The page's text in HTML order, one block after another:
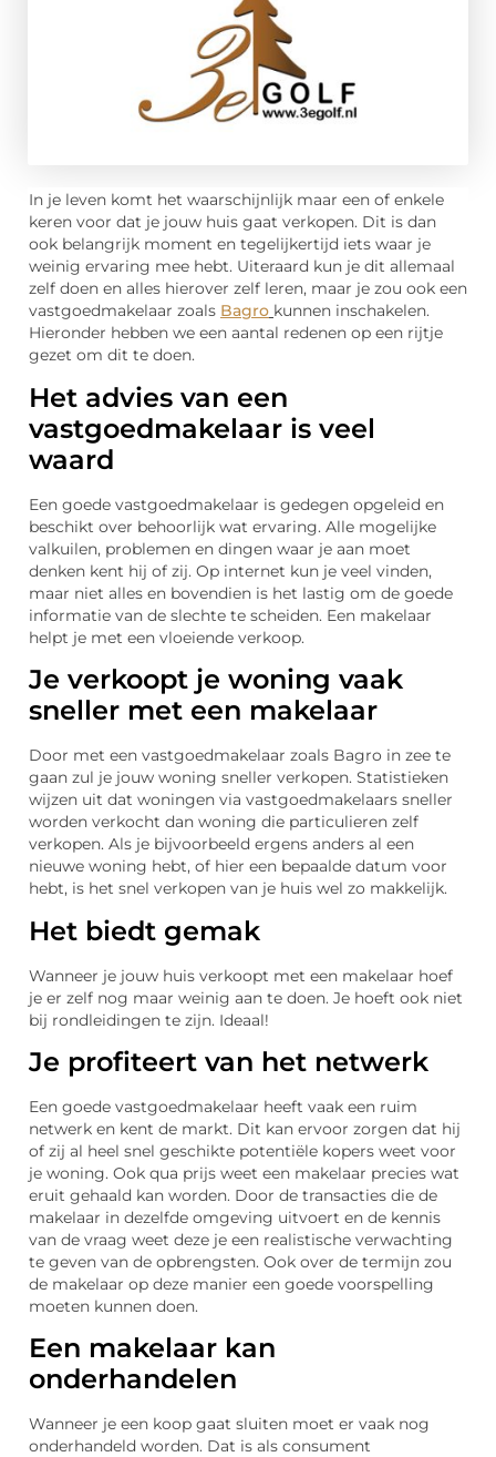
In je leven komt het waarschijnlijk maar een of enkele
keren voor dat je jouw huis gaat verkopen. Dit is dan
ook belangrijk moment en tegelijkertijd iets waar je
weinig ervaring mee hebt. Uiteraard kun je dit allemaal
zelf doen en alles hierover zelf leren, maar je zou ook een
vastgoedmakelaar zoals Bagro kunnen inschakelen.
Hieronder hebben we een aantal redenen op een rijtje
gezet om dit te doen.
Het advies van een
vastgoedmakelaar is veel
waard
Een goede vastgoedmakelaar is gedegen opgeleid en
beschikt over behoorlijk wat ervaring. Alle mogelijke
valkuilen, problemen en dingen waar je aan moet
denken kent hij of zij. Op internet kun je veel vinden,
maar niet alles en bovendien is het lastig om de goede
informatie van de slechte te scheiden. Een makelaar
helpt je met een vloeiende verkoop.
Je verkoopt je woning vaak
sneller met een makelaar
Door met een vastgoedmakelaar zoals Bagro in zee te
gaan zul je jouw woning sneller verkopen. Statistieken
wijzen uit dat woningen via vastgoedmakelaars sneller
worden verkocht dan woning die particulieren zelf
verkopen. Als je bijvoorbeeld ergens anders al een
nieuwe woning hebt, of hier een bepaalde datum voor
hebt, is het snel verkopen van je huis wel zo makkelijk.
Het biedt gemak
Wanneer je jouw huis verkoopt met een makelaar hoef
je er zelf nog maar weinig aan te doen. Je hoeft ook niet
bij rondleidingen te zijn. Ideaal!
Je profiteert van het netwerk
Een goede vastgoedmakelaar heeft vaak een ruim
netwerk en kent de markt. Dit kan ervoor zorgen dat hij
of zij al heel snel geschikte potentiële kopers weet voor
je woning. Ook qua prijs weet een makelaar precies wat
eruit gehaald kan worden. Door de transacties die de
makelaar in dezelfde omgeving uitvoert en de kennis
van de vraag weet deze je een realistische verwachting
te geven van de opbrengsten. Ook over de termijn zou
de makelaar op deze manier een goede voorspelling
moeten kunnen doen.
Een makelaar kan
onderhandelen
Wanneer je een koop gaat sluiten moet er vaak nog
onderhandeld worden. Dat is als consument